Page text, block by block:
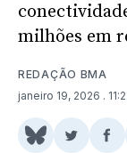
milhões em
REDAÇÃO BMA
janeiro 19, 2026 .
Share